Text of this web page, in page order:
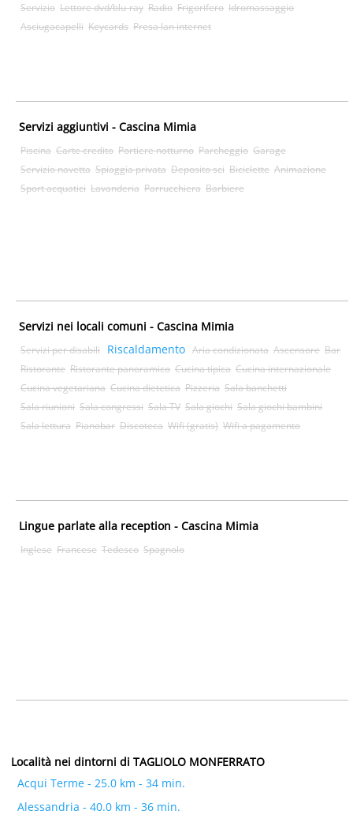
Servizio Lettore dvd/blu-ray Radio Frigorifero Idromassaggio
Asciugacapelli Keycards Presa lan internet
Servizi aggiuntivi - Cascina Mimia
Piscina Carte credito Portiere notturno Parcheggio Garage
Servizio navetta Spiaggia privata Deposito sci Biciclette Animazione
Sport acquatici Lavanderia Parrucchiera Barbiere
Servizi nei locali comuni - Cascina Mimia
Servizi per disabili Riscaldamento Aria condizionata Ascensore Bar
Ristorante Ristorante panoramico Cucina tipica Cucina internazionale
Cucina vegetariana Cucina dietetica Pizzeria Sala banchetti
Sala riunioni Sala congressi Sala TV Sala giochi Sala giochi bambini
Sala lettura Pianobar Discoteca Wifi (gratis) Wifi a pagamento
Lingue parlate alla reception - Cascina Mimia
Inglese Francese Tedesco Spagnolo
Località nei dintorni di TAGLIOLO MONFERRATO
Acqui Terme - 25.0 km - 34 min.
Alessandria - 40.0 km - 36 min.